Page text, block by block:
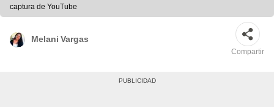
captura de YouTube
Melani Vargas
Compartir